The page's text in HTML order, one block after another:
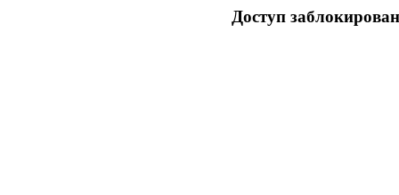
Доступ